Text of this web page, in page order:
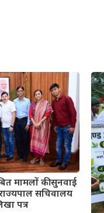
मामलों की सुनवाई
सचिवालय
पत्र